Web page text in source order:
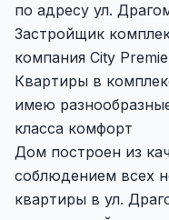
по адресу ул.
Застройщик
компания City
Квартиры в
имею
класса комфорт
Дом построен из
соблюдением всех
квартиры в ул.